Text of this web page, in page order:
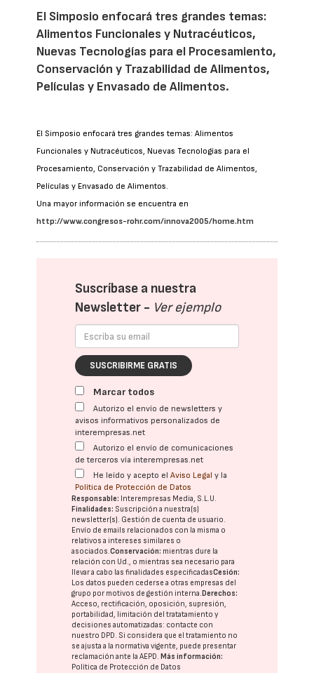
El Simposio enfocará tres grandes temas:
Alimentos Funcionales y Nutracéuticos,
Nuevas Tecnologías para el Procesamiento,
Conservación y Trazabilidad de Alimentos,
Películas y Envasado de Alimentos.
El Simposio enfocará tres grandes temas: Alimentos
Funcionales y Nutracéuticos, Nuevas Tecnologías para el
Procesamiento, Conservación y Trazabilidad de Alimentos,
Películas y Envasado de Alimentos.
Una mayor información se encuentra en
http://www.congresos-rohr.com/innova2005/home.htm
Suscríbase a nuestra
Newsletter - Ver ejemplo
SUSCRIBIRME GRATIS
Marcar todos
Autorizo el envío de newsletters y
avisos informativos personalizados de
interempresas.net
Autorizo el envío de comunicaciones
de terceros vía interempresas.net
He leído y acepto elAviso Legal y la
Política de Protección de Datos
Responsable: Interempresas Media, S.L.U.
Finalidades: Suscripción a nuestra(s)
newsletter(s). Gestión de cuenta de usuario.
Envío de emails relacionados con la misma o
relativos a intereses similares o
asociados.Conservación: mientras dure la
relación con Ud., o mientras sea necesario para
llevar a cabo las finalidades especificadasCesión:
Los datos pueden cederse a otras empresas del
grupo por motivos de gestión interna. Derechos:
Acceso, rectificación, oposición, supresión,
portabilidad, limitación del tratatamiento y
decisiones automatizadas: contacte con
nuestro DPD. Si considera que el tratamiento no
se ajusta a la normativa vigente, puede presentar
reclamación ante laAEPD. Más información:
Política de Protección de Datos